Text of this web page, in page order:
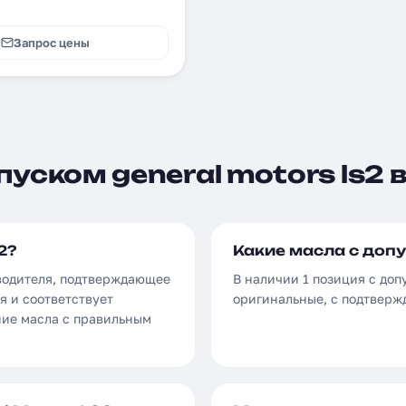
Запрос цены
general motors ls2
подтверждающее
соответствует
масла с правильным
Какие масла с
В наличии 1 позиция с
оригинальные, с